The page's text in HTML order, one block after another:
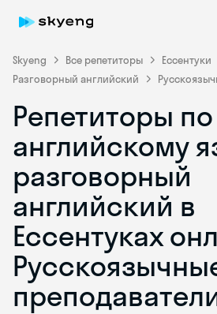
Skyeng Все репетиторы
Ессентуки
Разговорный английский
Репетиторы по
английскому
разговорный
английский в
Ессентуках
Skyeng Chat